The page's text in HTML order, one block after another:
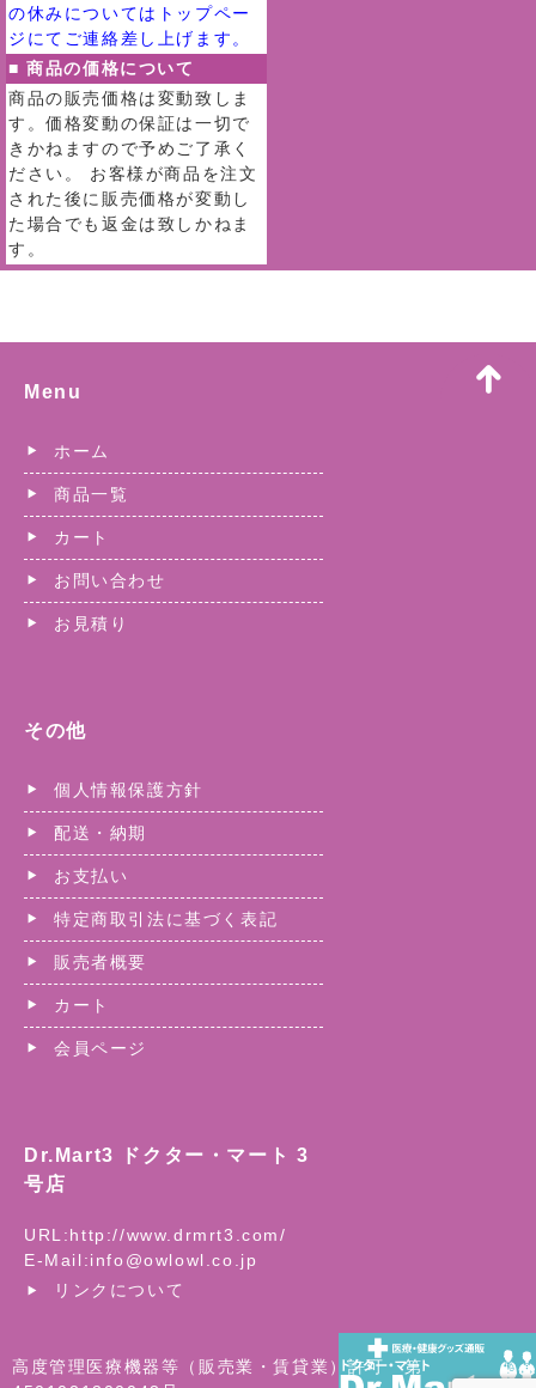
の休みについてはトップペー
ジにてご連絡差し上げます。
■ 商品の価格について
商品の販売価格は変動致しま
す。価格変動の保証は一切で
きかねますので予めご了承く
ださい。 お客様が商品を注文
された後に販売価格が変動し
た場合でも返金は致しかねま
す。
Menu
ホーム
商品一覧
カート
お問い合わせ
お見積り
その他
個人情報保護方針
配送・納期
お支払い
特定商取引法に基づく表記
販売者概要
カート
会員ページ
Dr.Mart3 ドクター・マート 3
号店
URL:http://www.drmrt3.com/
E-Mail:info@owlowl.co.jp
リンクについて
高度管理医療機器等（販売業・賃貸業）許可 第